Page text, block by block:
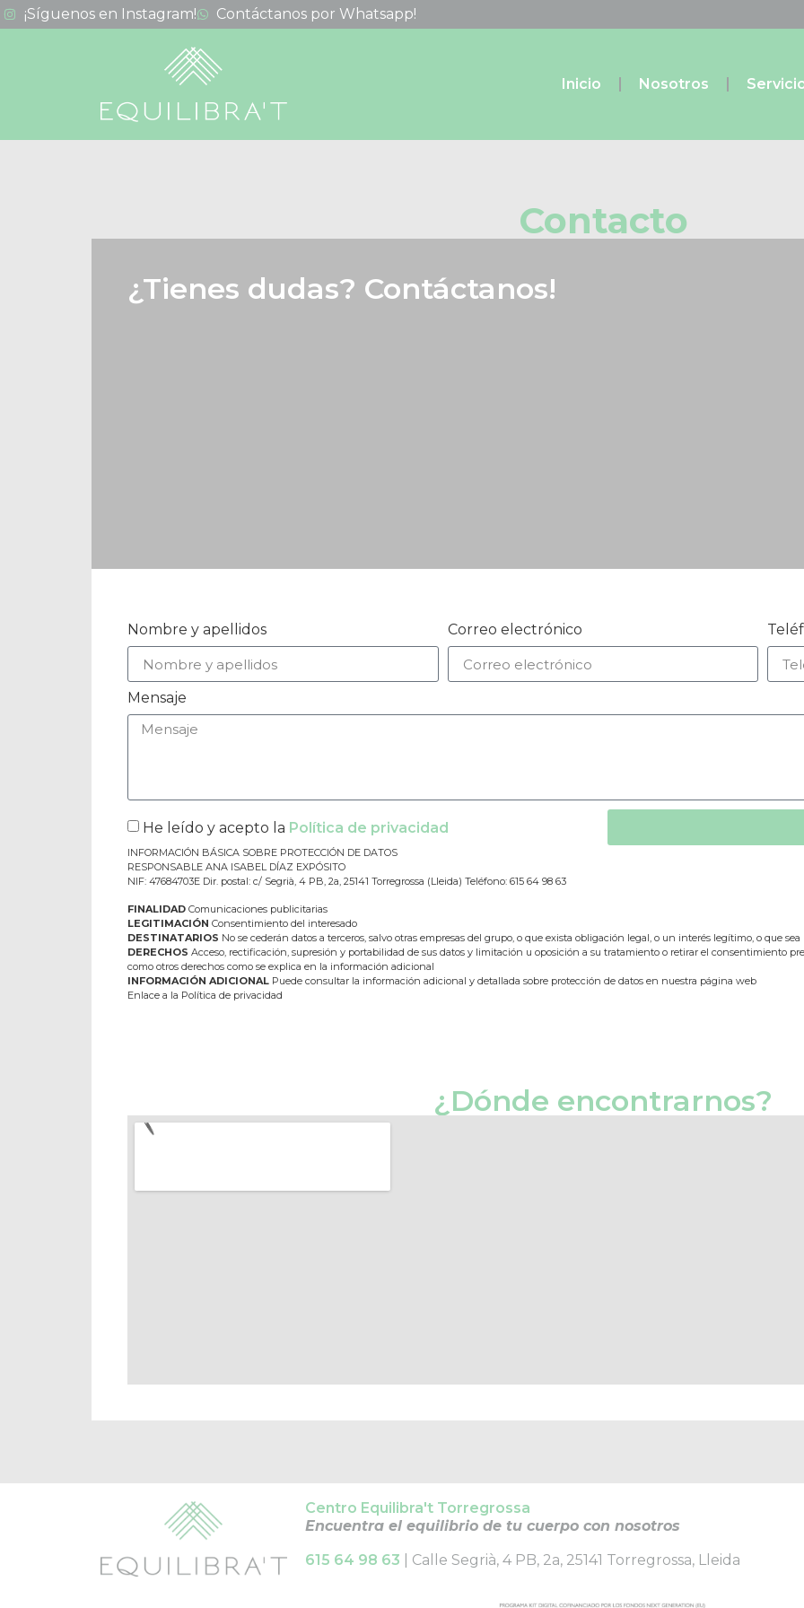
¡Síguenos en Instagram! Contáctanos por Whatsapp!
Inicio Nosotros
Contacto
¿Tienes dudas? Contáctanos!
Nombre y apellidos Correo electrónico
Mensaje
He leído y acepto la Política de privacidad
INFORMACIÓN BÁSICA SOBRE PROTECCIÓN DE DATOS
RESPONSABLE ANA ISABEL DÍAZ EXPÓSITO
NIF: 47684703E Dir. postal: c/ Segrià, 4 PB, 2a, 25141 Torregrossa (Lleida) Teléfono: 615 64 98 63
FINALIDAD Comunicaciones publicitarias
LEGITIMACIÓN Consentimiento del interesado
DESTINATARIOS No se cederán datos a terceros, salvo otras empresas del grupo, o que exista obligación legal, o un interés legítimo, o que
DERECHOS Acceso, rectificación, supresión y portabilidad de sus datos y limitación u oposición a su tratamiento o retirar el consentimiento
como otros derechos como se explica en la información adicional
INFORMACIÓN ADICIONAL Puede consultar la información adicional y detallada sobre protección de datos en nuestra página web
Enlace a la Política de privacidad
¿Dónde encontrarnos?
Centro Equilibra't Torregrossa
Encuentra el equilibrio de tu cuerpo con nosotros
615 64 98 63 | Calle Segrià, 4 PB, 2a, 25141 Torregrossa, Lleida